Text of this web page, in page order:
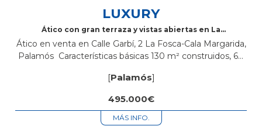
LUXURY
Ático con gran terraza y vistas abiertas en La
Ático en venta en Calle Garbí, 2 La Fosca-Cala Margarida,
Palamós Características básicas 130 m² construidos, 60
Segunda mano/buen estado...
[Palamós]
495.000€
MÁS INFO.